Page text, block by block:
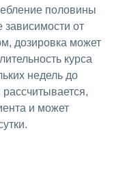
половины
зависимости от
дозировка может
курса
недель до
рассчитывается,
и может